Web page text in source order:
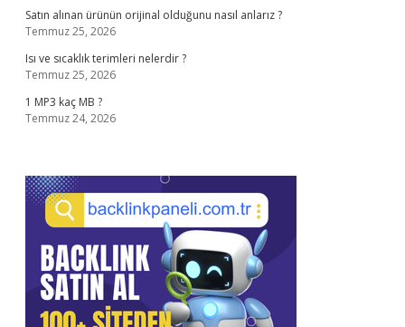
Satın alınan ürünün orijinal olduğunu nasıl anlarız ?
Temmuz 25, 2026
Isı ve sıcaklık terimleri nelerdir ?
Temmuz 25, 2026
1 MP3 kaç MB ?
Temmuz 24, 2026